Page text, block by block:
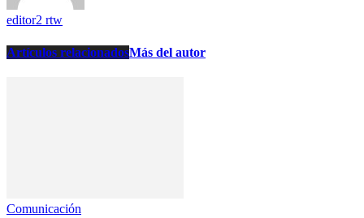
editor2 rtw
Artículos relacionadosMás del autor
Comunicación